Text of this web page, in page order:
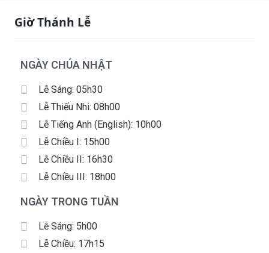
Giờ Thánh Lễ
NGÀY CHÚA NHẬT
Lễ Sáng: 05h30
Lễ Thiếu Nhi: 08h00
Lễ Tiếng Anh (English): 10h00
Lễ Chiều I: 15h00
Lễ Chiều II: 16h30
Lễ Chiều III: 18h00
NGÀY TRONG TUẦN
Lễ Sáng: 5h00
Lễ Chiều: 17h15